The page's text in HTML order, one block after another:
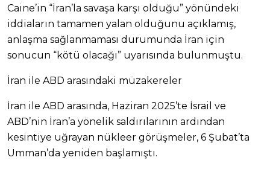
Caine’in “İran’la savaşa karşı olduğu” yönündeki
iddiaların tamamen yalan olduğunu açıklamış,
anlaşma sağlanmaması durumunda İran için
sonucun “kötü olacağı” uyarısında bulunmuştu.
İran ile ABD arasındaki müzakereler
İran ile ABD arasında, Haziran 2025’te İsrail ve
ABD’nin İran’a yönelik saldırılarının ardından
kesintiye uğrayan nükleer görüşmeler, 6 Şubat’ta
Umman’da yeniden başlamıştı.